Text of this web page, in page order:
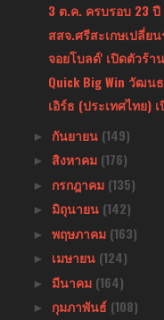
3 ต.ค. ครบรอบ 23
สสจ.ศรีสะเกษเปลี่ย
จอยโบลด์' เปิดตัวร้า
Quick Big Win วัฒน
เอิร์ธ (ประเทศไทย)
► กันยายน (149)
► สิงหาคม (176)
► กรกฎาคม (135)
► มิถุนายน (142)
► พฤษภาคม (163)
► เมษายน (124)
► มีนาคม (164)
► กุมภาพันธ์ (108)